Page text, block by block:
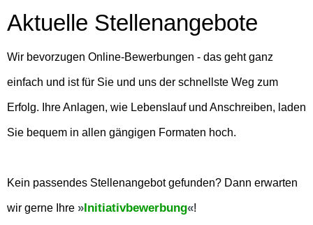
Aktuelle Stellenangebote
Wir bevorzugen Online-Bewerbungen - das geht ganz
einfach und ist für Sie und uns der schnellste Weg zum
Erfolg. Ihre Anlagen, wie Lebenslauf und Anschreiben, laden
Sie bequem in allen gängigen Formaten hoch.
Kein passendes Stellenangebot gefunden? Dann erwarten
wir gerne Ihre Initiativbewerbung !